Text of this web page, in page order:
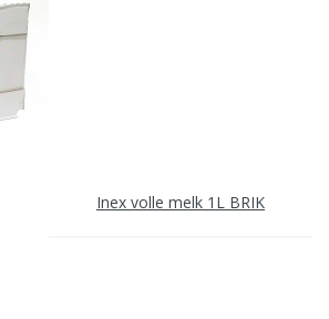
Inex volle melk 1L BRIK